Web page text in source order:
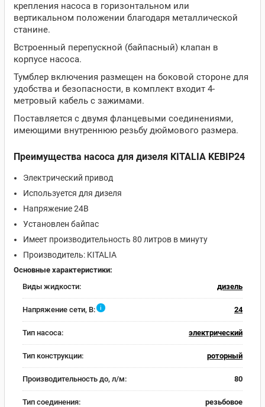
крепления насоса в горизонтальном или
вертикальном положении благодаря металлической
станине.
Встроенный перепускной (байпасный) клапан в
корпусе насоса.
Тумблер включения размещен на боковой стороне для
удобства и безопасности, в комплект входит 4-
метровый кабель с зажимами.
Поставляется с двумя фланцевыми соединениями,
имеющими внутреннюю резьбу дюймового размера.
Преимущества насоса для дизеля KITALIA KEBIP24
Электрический привод
Используется для дизеля
Напряжение 24В
Установлен байпас
Имеет производительность 80 литров в минуту
Производитель: KITALIA
Основные характеристики:
Виды жидкости:
дизель
Напряжение сети, В: i 24
Тип насоса: электрический
Тип конструкции: роторный
Производительность до, л/м: 80
Тип соединения: резьбовое